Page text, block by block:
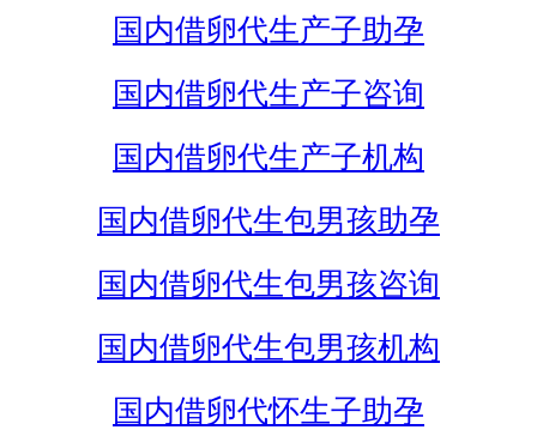
国内借卵代生产子助孕
国内借卵代生产子咨询
国内借卵代生产子机构
国内借卵代生包男孩助孕
国内借卵代生包男孩咨询
国内借卵代生包男孩机构
国内借卵代怀生子助孕